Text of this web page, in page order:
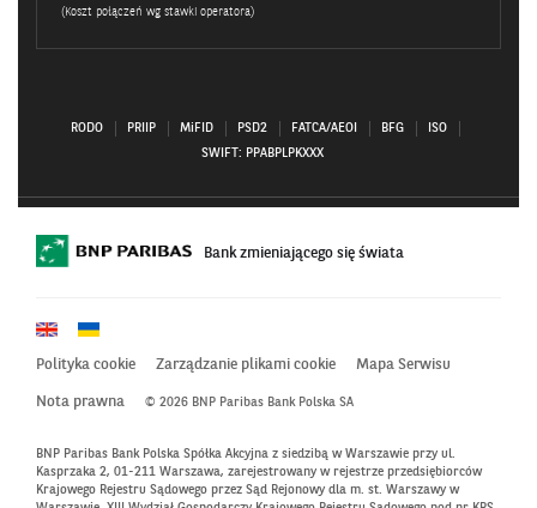
(Koszt połączeń wg stawki operatora)
RODO PRIIP MiFID PSD2 FATCA/AEOI BFG
ISO
SWIFT: PPABPLPKXXX
Bank zmieniającego się świata
Polityka cookie Zarządzanie plikami cookie Mapa Serwisu
Nota prawna © 2026 BNP Paribas Bank Polska SA
BNP Paribas Bank Polska Spółka Akcyjna z siedzibą w Warszawie przy ul.
Kasprzaka 2, 01-211 Warszawa, zarejestrowany w rejestrze przedsiębiorców
Krajowego Rejestru Sądowego przez Sąd Rejonowy dla m. st. Warszawy w